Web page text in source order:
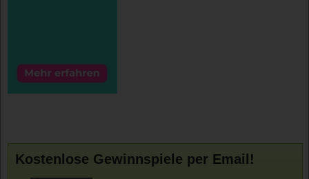
Kostenlose Gewinnspiele per Email!